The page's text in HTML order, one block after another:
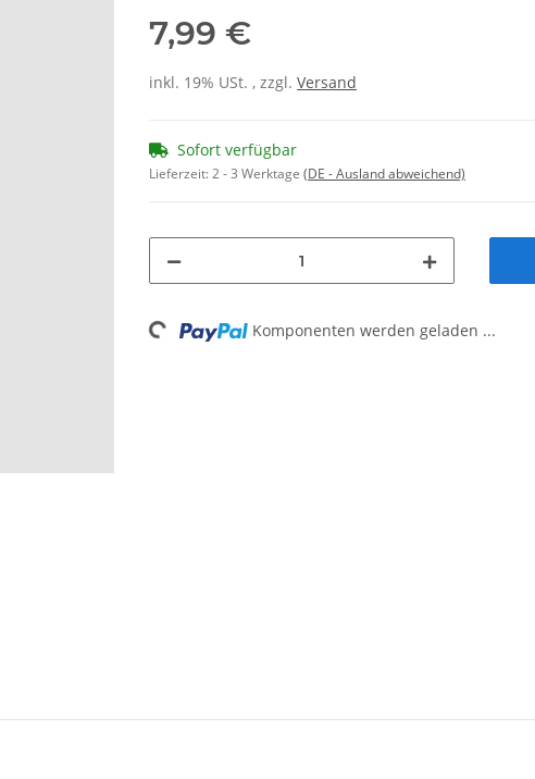
7,99 €
inkl. 19% USt. , zzgl. Versand
Sofort verfügbar
Lieferzeit:2 - 3 Werktage (DE - Ausland abweichend)
Loading... Komponenten werden geladen ...